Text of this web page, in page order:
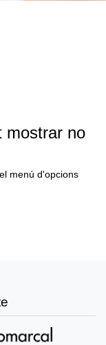
mostrar no
menú d'opcions